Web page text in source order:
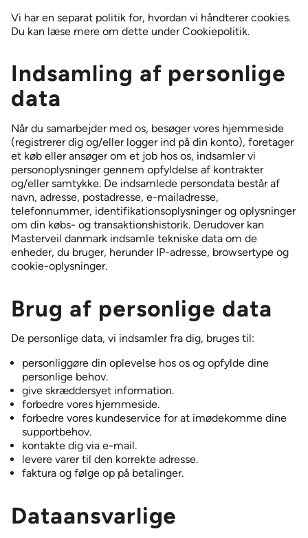
Vi har en separat politik for, hvordan vi håndterer cookies.
Du kan læse mere om dette under Cookiepolitik.
Indsamling af personlige
data
Når du samarbejder med os, besøger vores hjemmeside
(registrerer dig og/eller logger ind på din konto), foretager
et køb eller ansøger om et job hos os, indsamler vi
personoplysninger gennem opfyldelse af kontrakter
og/eller samtykke. De indsamlede persondata består af
navn, adresse, postadresse, e-mailadresse,
telefonnummer, identifikationsoplysninger og oplysninger
om din købs- og transaktionshistorik. Derudover kan
Masterveil danmark indsamle tekniske data om de
enheder, du bruger, herunder IP-adresse, browsertype og
cookie-oplysninger.
Brug af personlige data
De personlige data, vi indsamler fra dig, bruges til:
personliggøre din oplevelse hos os og opfylde dine
personlige behov.
give skræddersyet information.
forbedre vores hjemmeside.
forbedre vores kundeservice for at imødekomme dine
supportbehov.
kontakte dig via e-mail.
levere varer til den korrekte adresse.
faktura og følge op på betalinger.
Dataansvarlige